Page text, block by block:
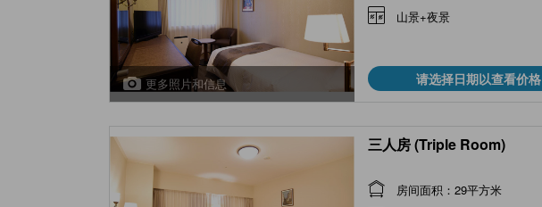
更多照片和信息
山景+夜景
请选择日期以查看价格
三人房 (Triple Room)
房间面积：29平方米